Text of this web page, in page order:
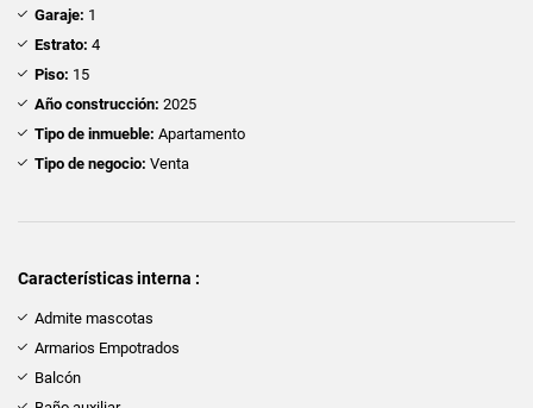
Garaje: 1
Estrato: 4
Piso: 15
Año construcción: 2025
Tipo de inmueble: Apartamento
Tipo de negocio: Venta
Características interna :
Admite mascotas
Armarios Empotrados
Balcón